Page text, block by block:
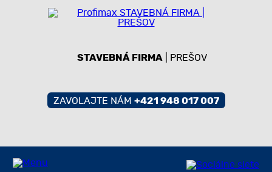
STAVEBNÁ FIRMA | PREŠOV
ZAVOLAJTE NÁM +421 948 017 007